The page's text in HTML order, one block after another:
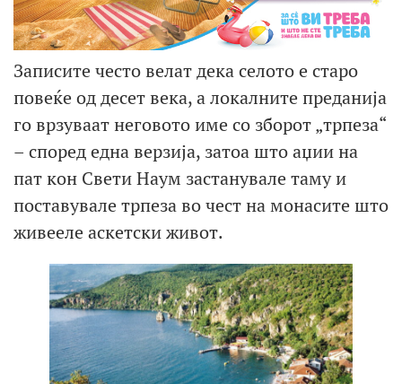
Записите често велат дека селото е старо
повеќе од десет века, а локалните преданија
го врзуваат неговото име со зборот „трпеза“
– според една верзија, затоа што аџии на
пат кон Свети Наум застанувале таму и
поставувале трпеза во чест на монасите што
живееле аскетски живот.